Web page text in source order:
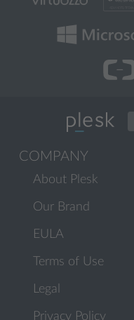
COMPANY
About Plesk
Our Brand
EULA
Terms of Use
Legal
Privacy Policy